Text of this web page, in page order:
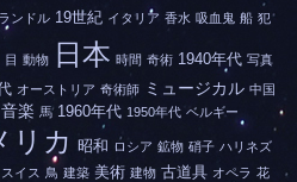
ンドル 19世紀 イタリア 香水 吸血鬼 船 犯
目 動物 日本 時間 奇術 1940年代 写真
オーストリア 奇術師 ミュージカル 中国
音楽 馬 1960年代 1950年代 ベルギー
リカ 昭和 ロシア 鉱物 硝子 ハリネズ
スイス 鳥 建築 美術 建物 古道具 オペラ 花